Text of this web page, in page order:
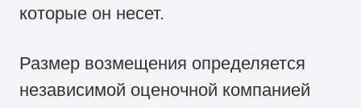
которые он несет.
Размер возмещения определяется
независимой оценочной компанией